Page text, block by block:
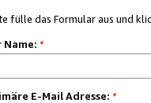
fülle das Formular aus und
Name: *
E-Mail Adresse: *